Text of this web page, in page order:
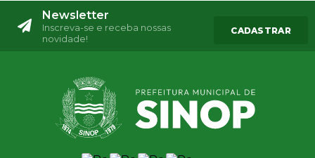
Newsletter
Inscreva-se e receba nossas
novidade!
CADASTRAR